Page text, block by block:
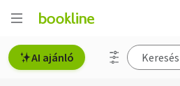
AI ajánló